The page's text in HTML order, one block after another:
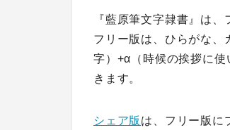
『藍原筆文字隷書』は、
フリー版は、ひらがな、
字）+α（時候の挨拶に
きます。
シェア版 は、フリー版に